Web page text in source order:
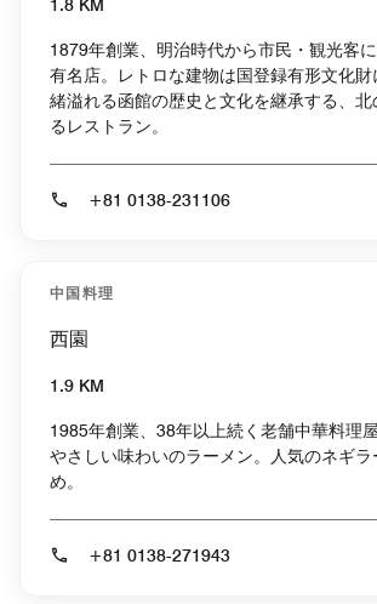
1.8 KM
1879年創業、明治時代から市民・観光客
有名店。レトロな建物は国登録有形文化
緒溢れる函館の歴史と文化を継承する、北
るレストラン。
+81 0138-231106
中国料理
西園
1.9 KM
1985年創業、38年以上続く老舗中華料理
やさしい味わいのラーメン。人気のネギラ
め。
+81 0138-271943